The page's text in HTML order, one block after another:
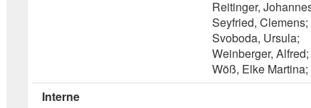
Reitinger,
Seyfried, Clemens;
Svoboda, Ursula;
Weinberger,
Wöß, Elke Martina;
Interne